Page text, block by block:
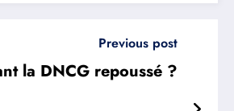
Previous post
la DNCG repoussé ?